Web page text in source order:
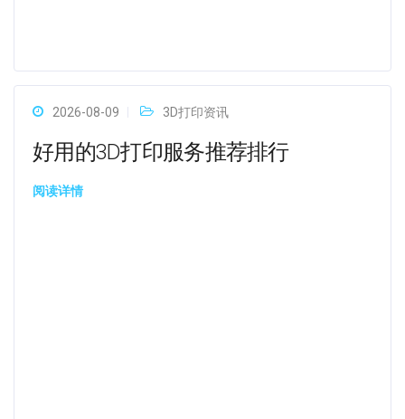
2026-08-09 3D打印资讯
好用的3D打印服务推荐排行
阅读详情